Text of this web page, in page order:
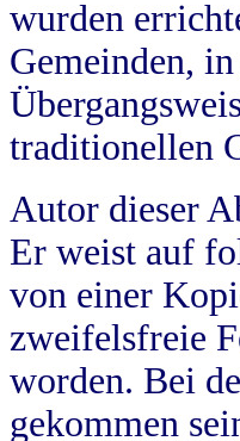
wurden
Gemeinden,
traditionellen
Autor dieser
Er weist auf
von einer
zweifelsfreie
worden. Bei
gekommen